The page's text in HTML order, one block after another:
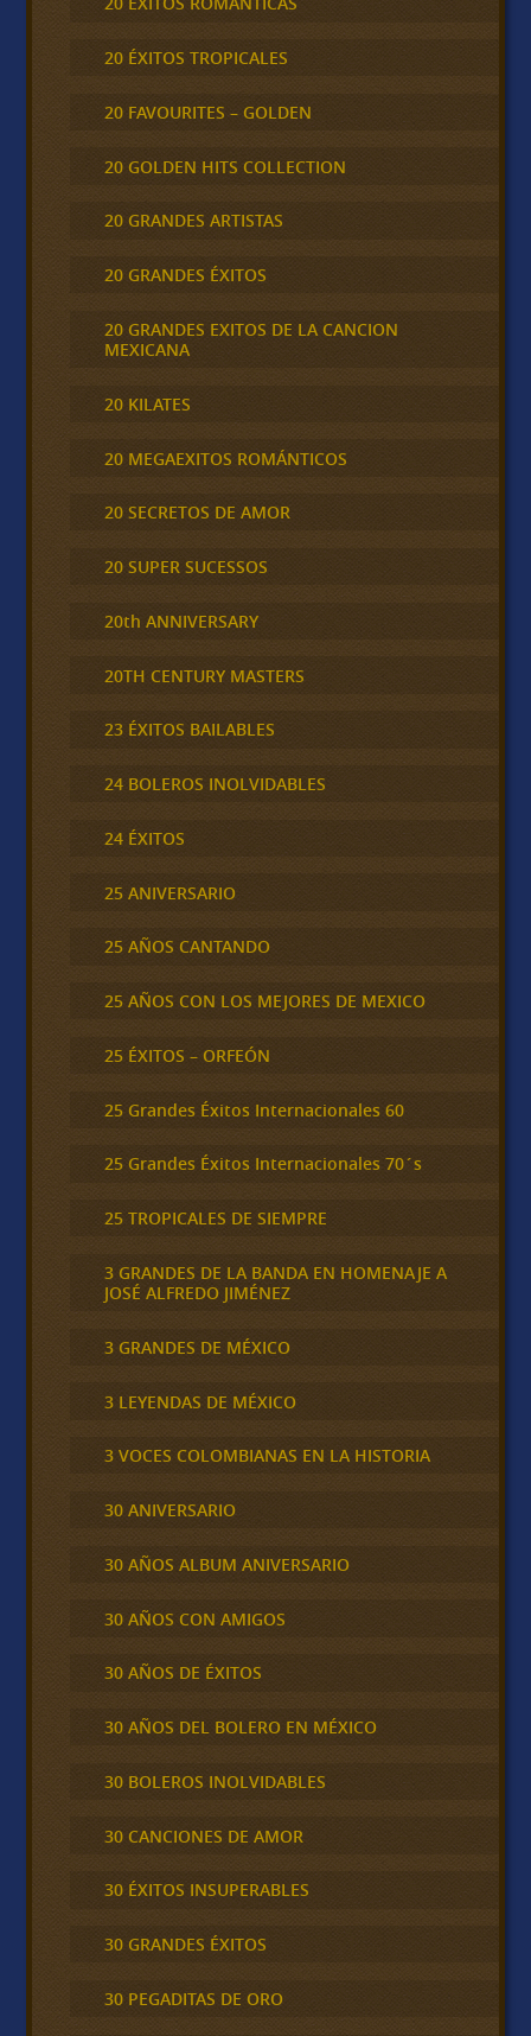
20 ÉXITOS TROPICALES
20 FAVOURITES – GOLDEN
20 GOLDEN HITS COLLECTION
20 GRANDES ARTISTAS
20 GRANDES ÉXITOS
20 GRANDES EXITOS DE LA CANCION
MEXICANA
20 KILATES
20 MEGAEXITOS ROMÁNTICOS
20 SECRETOS DE AMOR
20 SUPER SUCESSOS
20th ANNIVERSARY
20TH CENTURY MASTERS
23 ÉXITOS BAILABLES
24 BOLEROS INOLVIDABLES
24 ÉXITOS
25 ANIVERSARIO
25 AÑOS CANTANDO
25 AÑOS CON LOS MEJORES DE MEXICO
25 ÉXITOS – ORFEÓN
25 Grandes Éxitos Internacionales 60
25 Grandes Éxitos Internacionales 70´s
25 TROPICALES DE SIEMPRE
3 GRANDES DE LA BANDA EN HOMENAJE A
JOSÉ ALFREDO JIMÉNEZ
3 GRANDES DE MÉXICO
3 LEYENDAS DE MÉXICO
3 VOCES COLOMBIANAS EN LA HISTORIA
30 ANIVERSARIO
30 AÑOS ALBUM ANIVERSARIO
30 AÑOS CON AMIGOS
30 AÑOS DE ÉXITOS
30 AÑOS DEL BOLERO EN MÉXICO
30 BOLEROS INOLVIDABLES
30 CANCIONES DE AMOR
30 ÉXITOS INSUPERABLES
30 GRANDES ÉXITOS
30 PEGADITAS DE ORO